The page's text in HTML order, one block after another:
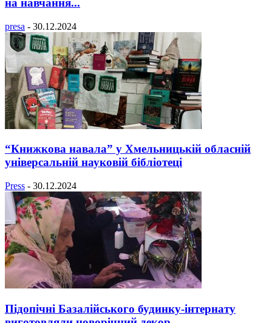
на навчання...
presa - 30.12.2024
“Книжкова навала” у Хмельницькій обласній
універсальній науковій бібліотеці
Press - 30.12.2024
Підопічні Базалійського будинку-інтернату